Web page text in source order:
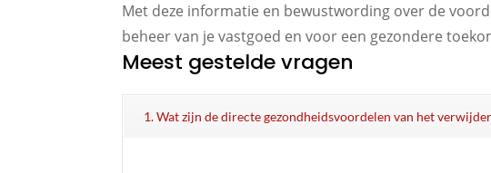
Met deze informatie en bewustwording over de
beheer van je vastgoed en voor een gezondere
Meest gestelde vragen
1. Wat zijn de directe gezondheidsvoordelen van het